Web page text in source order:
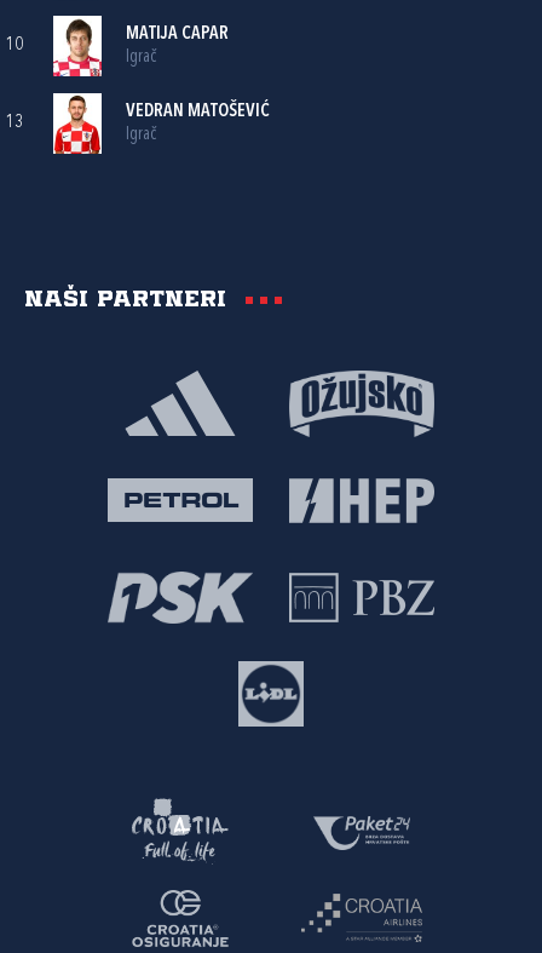
10
MATIJA CAPAR
Igrač
13
VEDRAN MATOŠEVIĆ
Igrač
Naši partneri